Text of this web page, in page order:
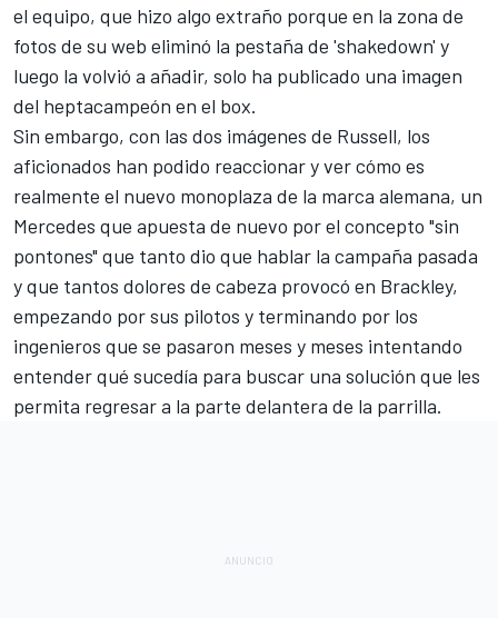
el equipo, que hizo algo extraño porque en la zona de
fotos de su web eliminó la pestaña de 'shakedown' y
luego la volvió a añadir, solo ha publicado una imagen
del heptacampeón en el box.
Sin embargo, con las dos imágenes de Russell, los
aficionados han podido reaccionar y ver cómo es
realmente el nuevo monoplaza de la marca alemana, un
Mercedes que apuesta de nuevo por el concepto "sin
pontones" que tanto dio que hablar la campaña pasada
y que tantos dolores de cabeza provocó en Brackley,
empezando por sus pilotos y terminando por los
ingenieros que se pasaron meses y meses intentando
entender qué sucedía para buscar una solución que les
permita regresar a la parte delantera de la parrilla.